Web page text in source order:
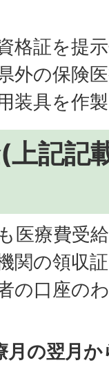
格証を提
外の保険
装具を作
上記記
医療費受
関の領収証
の口座の
月の翌月